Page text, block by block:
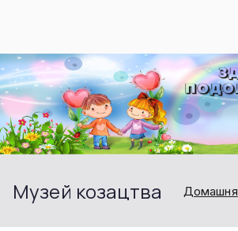
Музей козацтва Домашня